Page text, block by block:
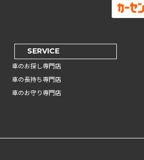
SERVICE
車のお探し専門店
車の長持ち専門店
車のお守り専門店